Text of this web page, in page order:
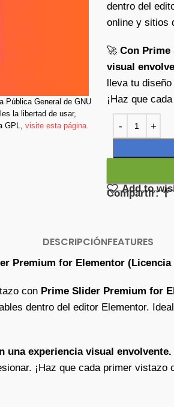
Pública General de GNU
la libertad de usar,
GPL, visite esta página.
dentro del
online y sitios
🚀 Con Prime
visual
lleva tu
¡Haz que
Add to
Compartir:
DESCRIPCIÓNFEATURES
Premium for Elementor
con Prime Slider Premium for
dentro del editor Elementor.
una experiencia visual envolvente.
¡Haz que cada primer vistazo